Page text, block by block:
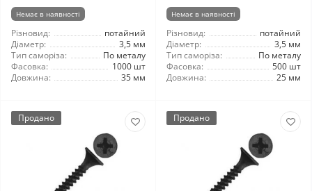
Немає в наявності
Різновид:
потайний
Діаметр:
3,5 мм
Тип саморіза:
По металу
Фасовка:
1000 шт
Довжина:
35 мм
Немає в наявності
Різновид:
потайний
Діаметр:
3,5 мм
Тип саморіза:
По металу
Фасовка:
500 шт
Довжина:
25 мм
Продано Продано